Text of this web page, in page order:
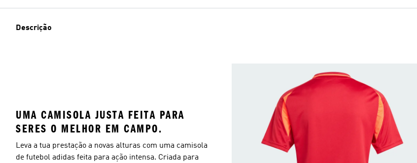
Descrição
UMA CAMISOLA JUSTA FEITA PARA
SERES O MELHOR EM CAMPO.
Leva a tua prestação a novas alturas com uma camisola
de futebol adidas feita para ação intensa. Criada para